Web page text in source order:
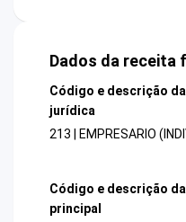
Dados da receita
Código e descrição
jurídica
213 | EMPRESARIO
Código e descrição
principal